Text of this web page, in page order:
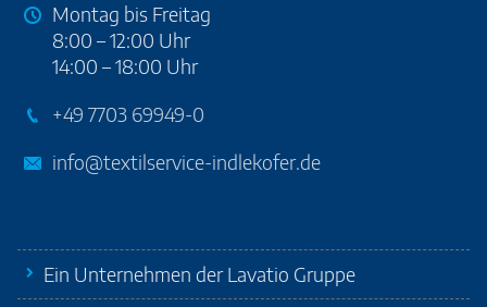
Montag bis Freitag
8:00 – 12:00 Uhr
14:00 – 18:00 Uhr
+49 7703 69949-0
info@textilservice-indlekofer.de
Ein Unternehmen der Lavatio Gruppe